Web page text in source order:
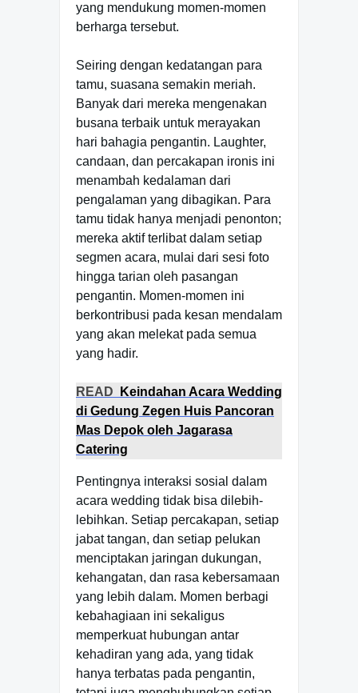
yang mendukung momen-momen
berharga tersebut.
Seiring dengan kedatangan para
tamu, suasana semakin meriah.
Banyak dari mereka mengenakan
busana terbaik untuk merayakan
hari bahagia pengantin. Laughter,
candaan, dan percakapan ironis ini
menambah kedalaman dari
pengalaman yang dibagikan. Para
tamu tidak hanya menjadi penonton;
mereka aktif terlibat dalam setiap
segmen acara, mulai dari sesi foto
hingga tarian oleh pasangan
pengantin. Momen-momen ini
berkontribusi pada kesan mendalam
yang akan melekat pada semua
yang hadir.
READ
Keindahan Acara Wedding
di Gedung Zegen Huis Pancoran
Mas Depok oleh Jagarasa
Catering
Pentingnya interaksi sosial dalam
acara wedding tidak bisa dilebih-
lebihkan. Setiap percakapan, setiap
jabat tangan, dan setiap pelukan
menciptakan jaringan dukungan,
kehangatan, dan rasa kebersamaan
yang lebih dalam. Momen berbagi
kebahagiaan ini sekaligus
memperkuat hubungan antar
kehadiran yang ada, yang tidak
hanya terbatas pada pengantin,